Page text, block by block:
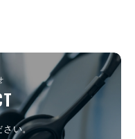
さい。